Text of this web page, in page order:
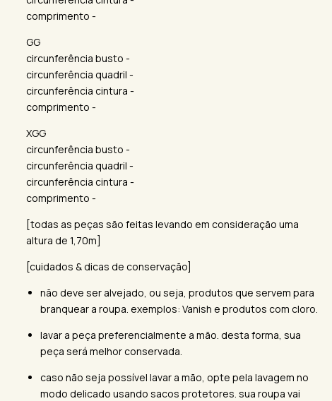
comprimento -
GG
circunferência busto -
circunferência quadril -
circunferência cintura -
comprimento -
XGG
circunferência busto -
circunferência quadril -
circunferência cintura -
comprimento -
[todas as peças são feitas levando em consideração uma
altura de 1,70m]
[cuidados & dicas de conservação]
não deve ser alvejado, ou seja, produtos que servem para
branquear a roupa. exemplos: Vanish e produtos com cloro.
lavar a peça preferencialmente a mão. desta forma, sua
peça será melhor conservada.
caso não seja possível lavar a mão, opte pela lavagem no
modo delicado usando sacos protetores. sua roupa vai